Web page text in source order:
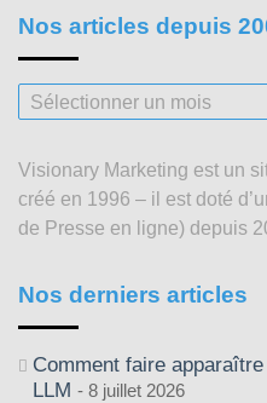
Nos articles depuis
Nos
articles
2003
Visionary Marketing est un
créé en 1996 – il est doté
de Presse en ligne) depuis
Nos derniers articles
Comment faire
LLM
8 juillet 2026